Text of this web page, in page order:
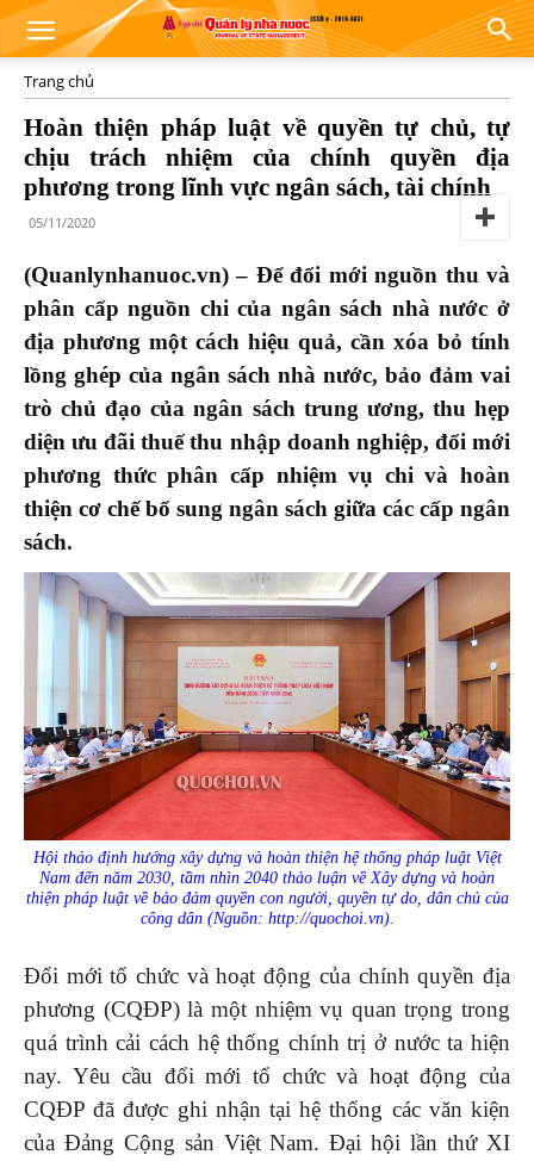
Trang chủ
Hoàn thiện pháp luật về quyền tự chủ, tự
chịu trách nhiệm của chính quyền địa
phương trong lĩnh vực ngân sách, tài chính
05/11/2020
(Quanlynhanuoc.vn) – Để đổi mới nguồn thu và
phân cấp nguồn chi của ngân sách nhà nước ở
địa phương một cách hiệu quả, cần xóa bỏ tính
lồng ghép của ngân sách nhà nước, bảo đảm vai
trò chủ đạo của ngân sách trung ương, thu hẹp
diện ưu đãi thuế thu nhập doanh nghiệp, đổi mới
phương thức phân cấp nhiệm vụ chi và hoàn
thiện cơ chế bổ sung ngân sách giữa các cấp ngân
sách.
Hội thảo định hướng xây dựng và hoàn thiện hệ thống pháp luật Việt
Nam đến năm 2030, tầm nhìn 2040 thảo luận về Xây dựng và hoàn
thiện pháp luật về bảo đảm quyền con người, quyền tự do, dân chủ của
công dân (Nguồn: http://quochoi.vn).
Đổi mới tổ chức và hoạt động của chính quyền địa
phương (CQĐP) là một nhiệm vụ quan trọng trong
quá trình cải cách hệ thống chính trị ở nước ta hiện
nay. Yêu cầu đổi mới tổ chức và hoạt động của
CQĐP đã được ghi nhận tại hệ thống các văn kiện
của Đảng Cộng sản Việt Nam. Đại hội lần thứ XI